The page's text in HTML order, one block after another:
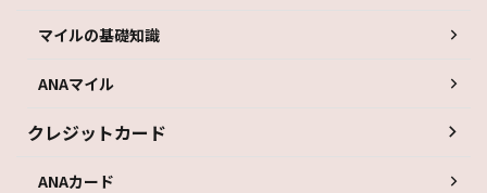
マイルの基礎知識
ANAマイル
クレジットカード
ANAカード